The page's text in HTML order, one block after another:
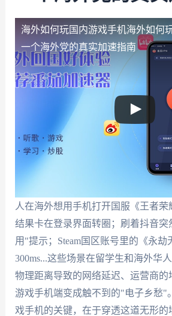
海外如何玩国内游戏手机海外如何
一个海外党的真实加速指南
人在海外想用手机打开国服《王者荣
结果卡在登录界面转圈；刷着抖音
用"提示；Steam国区账号里的《永劫
300ms...这些场景在留学生和海外华
物理距离导致的网络延迟、运营商的
游戏手机端变成触不到的"电子乡愁"
戏手机的关键，在于穿透这道无形